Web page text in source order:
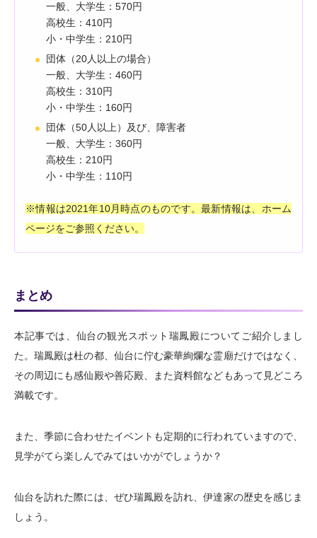
一般、大学生：570円
高校生：410円
小・中学生：210円
団体（20人以上の場合）
一般、大学生：460円
高校生：310円
小・中学生：160円
団体（50人以上）及び、障害者
一般、大学生：360円
高校生：210円
小・中学生：110円
※情報は2021年10月時点のものです。最新情報は、ホーム
ページをご参照ください。
まとめ
本記事では、仙台の観光スポット瑞鳳殿についてご紹介しまし
た。瑞鳳殿は杜の都、仙台に佇む豪華絢爛な霊廟だけではなく、
その周辺にも感仙殿や善応殿、また資料館などもあって見どころ
満載です。
また、季節に合わせたイベントも定期的に行われていますので、
見学がてら楽しんでみてはいかがでしょうか？
仙台を訪れた際には、ぜひ瑞鳳殿を訪れ、伊達家の歴史を感じま
しょう。